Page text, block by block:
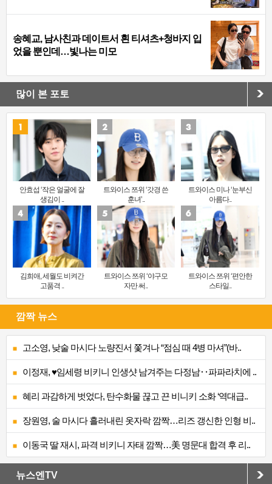
송혜교, 남사친과 데이트서 흰 티셔츠+청바지 입
었을 뿐인데…빛나는 미모
많이 본 포토
안효섭 ‘작은 얼굴에 잘
생김이 ..
트와이스 쯔위 ‘갓경 쓴
훈녀’..
트와이스 미나 ‘눈부신
아름다..
김희애, 세월도 비켜간
고품격 ..
트와이스 쯔위 ‘야구모
자만 써..
트와이스 쯔위 ‘편안한
스타일..
깜짝 뉴스
고소영, 낮술 마시다 노량진서 쫓겨나 “점심 때 4병 마셔”(바..
이정재, ♥임세령 비키니 인생샷 남겨주는 다정남‥파파라치에 ..
혜리 과감하게 벗었다, 탄수화물 끊고 끈 비니키 소화 ‘역대급..
장원영, 술 마시다 흘러내린 옷자락 깜짝…리즈 갱신한 인형 비..
이동국 딸 재시, 파격 비키니 자태 깜짝…美 명문대 합격 후 리..
뉴스엔TV